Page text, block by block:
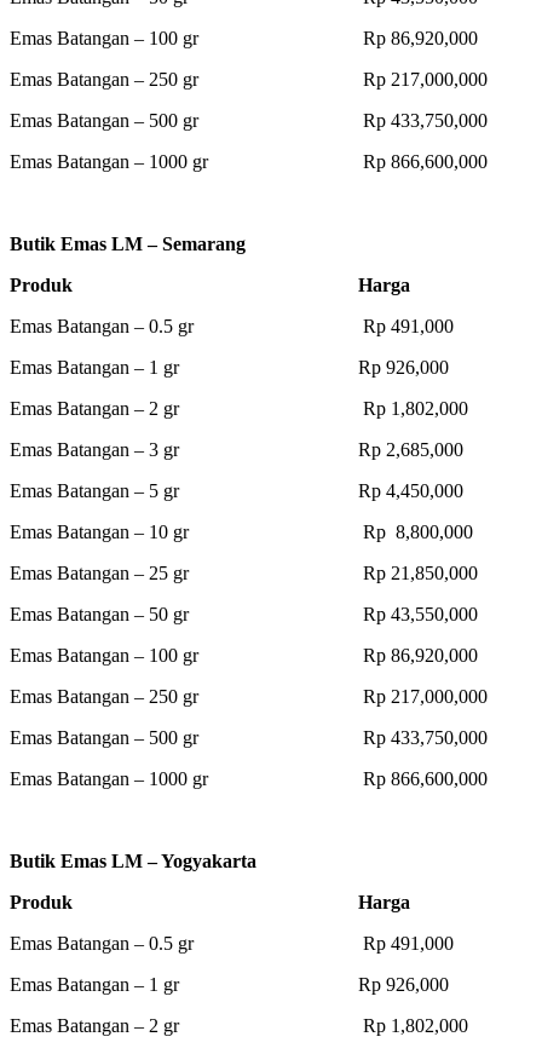
Emas Batangan – 100 gr Rp 86,920,000
Emas Batangan – 250 gr Rp 217,000,000
Emas Batangan – 500 gr Rp 433,750,000
Emas Batangan – 1000 gr Rp 866,600,000
Butik Emas LM – Semarang
Produk Harga
Emas Batangan – 0.5 gr Rp 491,000
Emas Batangan – 1 gr Rp 926,000
Emas Batangan – 2 gr Rp 1,802,000
Emas Batangan – 3 gr Rp 2,685,000
Emas Batangan – 5 gr Rp 4,450,000
Emas Batangan – 10 gr Rp 8,800,000
Emas Batangan – 25 gr Rp 21,850,000
Emas Batangan – 50 gr Rp 43,550,000
Emas Batangan – 100 gr Rp 86,920,000
Emas Batangan – 250 gr Rp 217,000,000
Emas Batangan – 500 gr Rp 433,750,000
Emas Batangan – 1000 gr Rp 866,600,000
Butik Emas LM – Yogyakarta
Produk Harga
Emas Batangan – 0.5 gr Rp 491,000
Emas Batangan – 1 gr Rp 926,000
Emas Batangan – 2 gr Rp 1,802,000